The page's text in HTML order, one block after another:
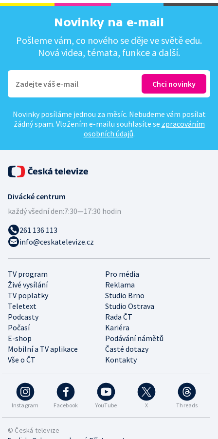
Novinky na e-mail
Pošleme vám, co nového se děje ve světě edu.
Nová videa, témata, funkce a další.
Novinky posíláme jednou za měsíc. Nebudeme vám posílat
žádný spam. Vložením e-mailu souhlasíte se zpracováním
osobních údajů.